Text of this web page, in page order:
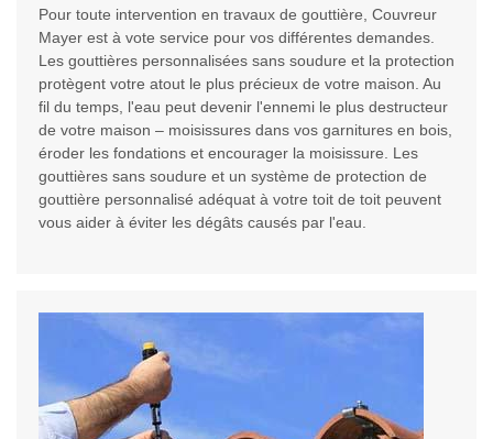
Pour toute intervention en travaux de gouttière, Couvreur
Mayer est à vote service pour vos différentes demandes.
Les gouttières personnalisées sans soudure et la protection
protègent votre atout le plus précieux de votre maison. Au
fil du temps, l'eau peut devenir l'ennemi le plus destructeur
de votre maison – moisissures dans vos garnitures en bois,
éroder les fondations et encourager la moisissure. Les
gouttières sans soudure et un système de protection de
gouttière personnalisé adéquat à votre toit de toit peuvent
vous aider à éviter les dégâts causés par l'eau.